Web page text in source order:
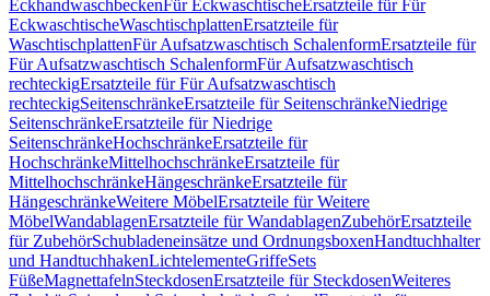
EckhandwaschbeckenFür EckwaschtischeErsatzteile für Für
EckwaschtischeWaschtischplattenErsatzteile für
WaschtischplattenFür Aufsatzwaschtisch SchalenformErsatzteile für
Für Aufsatzwaschtisch SchalenformFür Aufsatzwaschtisch
rechteckigErsatzteile für Für Aufsatzwaschtisch
rechteckigSeitenschränkeErsatzteile für SeitenschränkeNiedrige
SeitenschränkeErsatzteile für Niedrige
SeitenschränkeHochschränkeErsatzteile für
HochschränkeMittelhochschränkeErsatzteile für
MittelhochschränkeHängeschränkeErsatzteile für
HängeschränkeWeitere MöbelErsatzteile für Weitere
MöbelWandablagenErsatzteile für WandablagenZubehörErsatzteile
für ZubehörSchubladeneinsätze und OrdnungsboxenHandtuchhalter
und HandtuchhakenLichtelementeGriffeSets
FüßeMagnettafelnSteckdosenErsatzteile für SteckdosenWeiteres